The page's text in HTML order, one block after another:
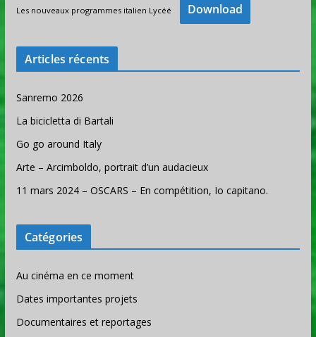
Les nouveaux programmes italien Lycéé Download
Articles récents
Sanremo 2026
La bicicletta di Bartali
Go go around Italy
Arte – Arcimboldo, portrait d’un audacieux
11 mars 2024 – OSCARS – En compétition, Io capitano.
Catégories
Au cinéma en ce moment
Dates importantes projets
Documentaires et reportages